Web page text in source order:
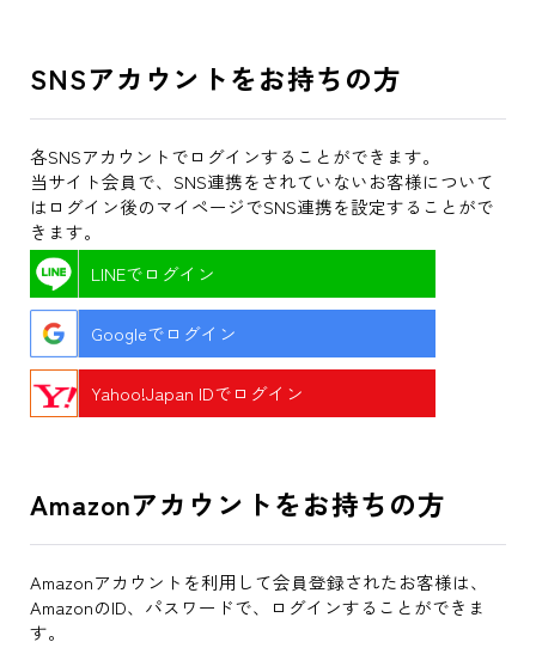
SNSアカウントをお持ちの方
各SNSアカウントでログインすることができます。
当サイト会員で、SNS連携をされていないお客様について
はログイン後のマイページでSNS連携を設定することがで
きます。
LINEでログイン
Googleでログイン
Yahoo!Japan IDでログイン
Amazonアカウントをお持ちの方
Amazonアカウントを利用して会員登録されたお客様は、
AmazonのID、パスワードで、ログインすることができま
す。